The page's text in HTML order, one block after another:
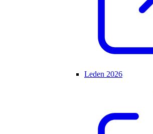
Leden 2026